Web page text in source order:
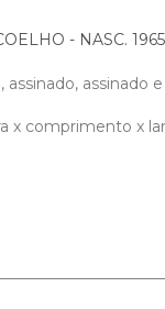
- NASC. 1965
assinado, assinado
x comprimento x